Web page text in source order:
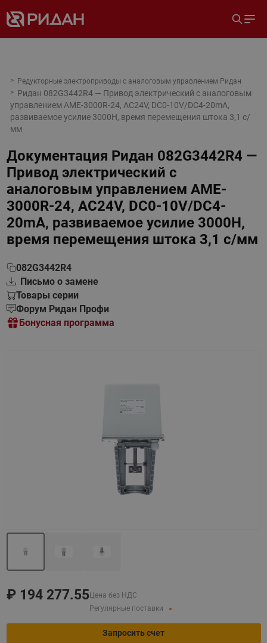
Редукторные электроприводы с аналоговым управлением Ридан
Ридан 082G3442R4 — Привод электрический с аналоговым
управлением AME-3000R-24, AC24V, DC0-10V/DC4-20mA,
развиваемое усилие 3000Н, время перемещения штока 3,1 с/
мм
Документация Ридан 082G3442R4 —
Привод электрический с
аналоговым управлением AME-
3000R-24, AC24V, DC0-10V/DC4-
20mA, развиваемое усилие 3000Н,
время перемещения штока 3,1 с/мм
082G3442R4
Письмо о замене
Товары серии
Форум Ридан Профи
Бонусная программа
₽ 194 277.55 Цена без НДС
Регулярные поставки
Запросить счет